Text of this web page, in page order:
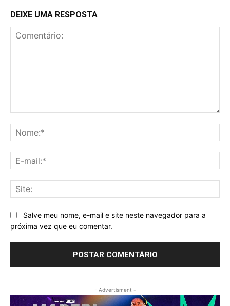
DEIXE UMA RESPOSTA
Salve meu nome, e-mail e site neste navegador para a
próxima vez que eu comentar.
- Advertisment -